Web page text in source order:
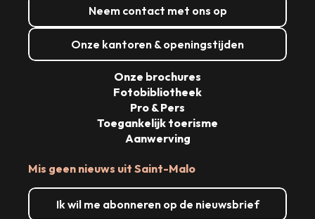
Neem contact met ons op
Onze kantoren & openingstijden
Mis geen nieuws uit Saint-Malo
Ik wil me abonneren op de nieuwsbrief
Onze brochures
Fotobibliotheek
Pro & Pers
Toegankelijk toerisme
Aanwerving